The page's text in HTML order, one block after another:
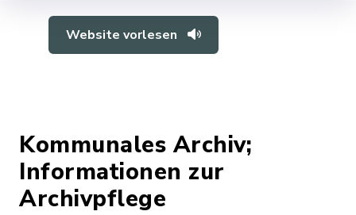
Website vorlesen
Kommunales Archiv;
Informationen zur
Archivpflege